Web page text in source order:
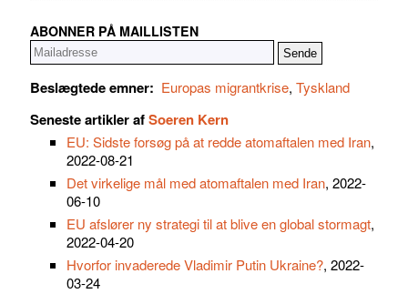
ABONNER PÅ MAILLISTEN
Beslægtede emner: Europas migrantkrise, Tyskland
Seneste artikler afSoeren Kern
EU: Sidste forsøg på at redde atomaftalen med Iran,
2022-08-21
Det virkelige mål med atomaftalen med Iran, 2022-
06-10
EU afslører ny strategi til at blive en global stormagt,
2022-04-20
Hvorfor invaderede Vladimir Putin Ukraine?, 2022-
03-24